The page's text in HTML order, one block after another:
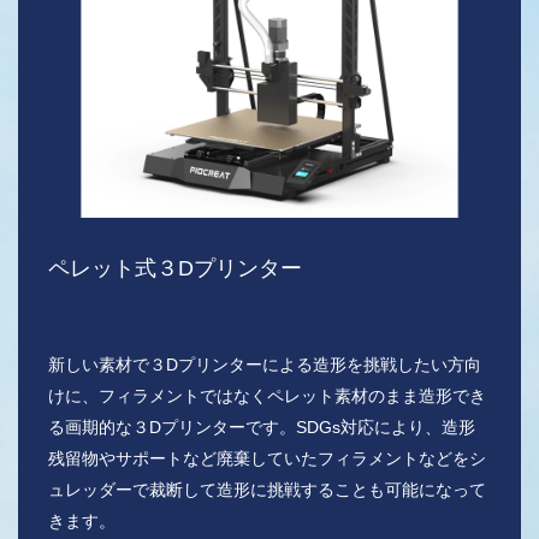
ペレット式３Dプリンター
新しい素材で３Dプリンターによる造形を挑戦したい方向
けに、フィラメントではなくペレット素材のまま造形でき
る画期的な３Dプリンターです。SDGs対応により、造形
残留物やサポートなど廃棄していたフィラメントなどをシ
ュレッダーで裁断して造形に挑戦することも可能になって
きます。